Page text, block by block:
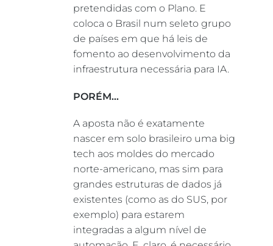
pretendidas com o Plano. E
coloca o Brasil num seleto grupo
de países em que há leis de
fomento ao desenvolvimento da
infraestrutura necessária para IA.
PORÉM…
A aposta não é exatamente
nascer em solo brasileiro uma big
tech aos moldes do mercado
norte-americano, mas sim para
grandes estruturas de dados já
existentes (como as do SUS, por
exemplo) para estarem
integradas a algum nível de